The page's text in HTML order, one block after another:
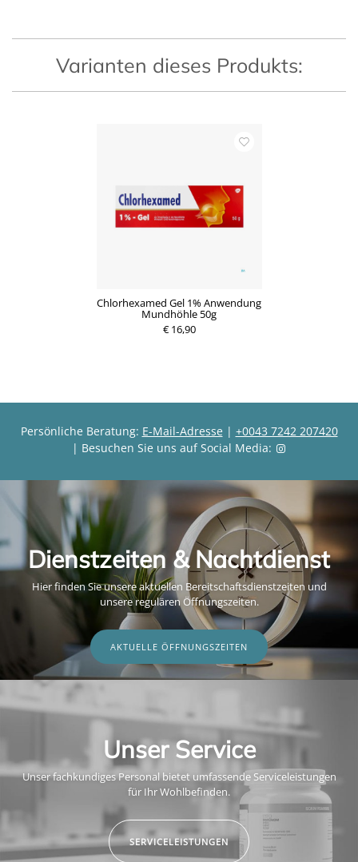
Varianten dieses Produkts:
Chlorhexamed Gel 1% Anwendung
Mundhöhle 50g
€ 16,90
Persönliche Beratung: E-Mail-Adresse | +0043 7242 207420
| Besuchen Sie uns auf Social Media:
Dienstzeiten & Nachtdienst
Hier finden Sie unsere aktuellen Bereitschaftsdienstzeiten und
unsere regulären Öffnungszeiten.
AKTUELLE ÖFFNUNGSZEITEN
Unser Service
Unser fachkundiges Personal bietet umfassende Serviceleistungen
für Ihr Wohlbefinden.
SERVICELEISTUNGEN